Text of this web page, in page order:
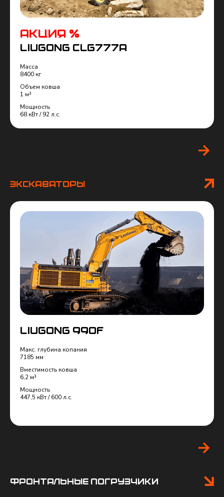
Акция %
LiuGong CLG777A
Масса
8400 кг
Объем ковша
1 м³
Мощность
68 кВт / 92 л.с.
Экскаваторы
LiuGong 990F
Макс. глубина копания
7185 мм
Вместимость ковша
6,2 м³
Мощность
447,5 кВт / 600 л.с.
LiuGong 990F
Флагман класса тяжелых машин для горной добывающей
промышленности – Гидравлический экскаватор LiuGong 990F
с обратной лопатой к серьезным изменениям ландшафта
нашей планеты. Каждый узел машины, способной за один раз
переместить 5,6 м3 породы, должен соответствовать
высочайшим требования по надежности,
производительности и прочности.
Силовой агрегат данной модели — это 18-литровый
двигатель Perkins мощностью 447 КВт с возможностью
выбора трех режимов работы.
Фронтальные погрузчики